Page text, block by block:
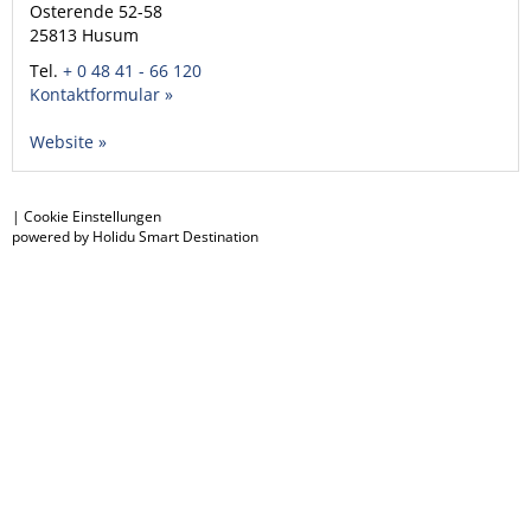
Osterende 52-58
25813 Husum
Tel. + 0 48 41 - 66 120
Kontaktformular »
Website »
| Cookie Einstellungen
powered by Holidu Smart Destination